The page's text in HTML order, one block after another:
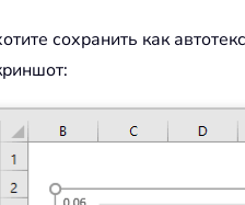
сохранить как